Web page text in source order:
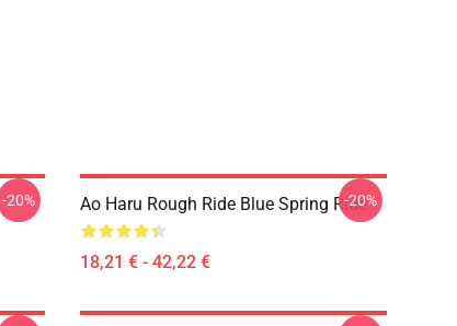
-20% Ao Haru Rough Ride Blue Spring Ride
18,21 € - 42,22 €
-20%